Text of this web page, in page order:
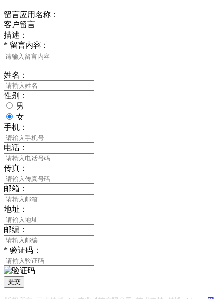
留言应用名称：
客户留言
描述：
* 留言内容：
姓名：
性别：
男
女
手机：
电话：
传真：
邮箱：
地址：
邮编：
* 验证码：
提交